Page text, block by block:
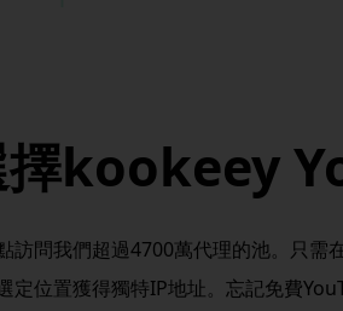
kookeey
訪問我們超過4700萬代理的池。只需
定位置獲得獨特IP地址。忘記免費